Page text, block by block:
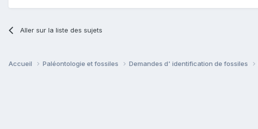
Aller sur la liste des sujets
Accueil Paléontologie et fossiles Demandes d' identification de fossiles